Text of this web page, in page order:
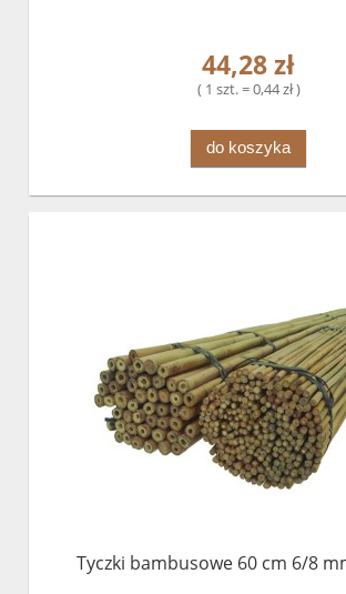
44,28 zł
( 1 szt. = 0,44 zł )
do koszyka
Tyczki bambusowe 60 cm 6/8